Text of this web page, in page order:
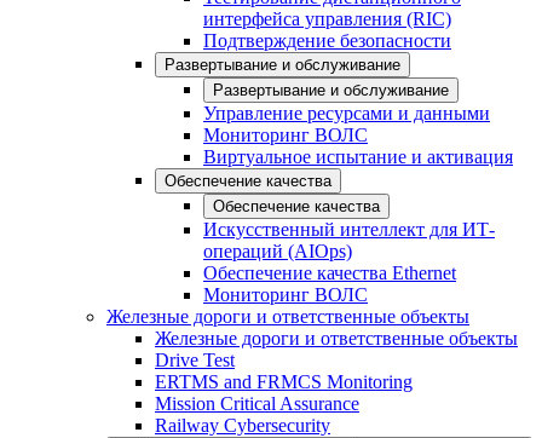
интерфейса управления (RIC)
Подтверждение безопасности
Развертывание и обслуживание
Развертывание и обслуживание
Управление ресурсами и данными
Мониторинг ВОЛС
Виртуальное испытание и активация
Обеспечение качества
Обеспечение качества
Искусственный интеллект для ИТ-
операций (AIOps)
Обеспечение качества Ethernet
Мониторинг ВОЛС
Железные дороги и ответственные объекты
Железные дороги и ответственные объекты
Drive Test
ERTMS and FRMCS Monitoring
Mission Critical Assurance
Railway Cybersecurity